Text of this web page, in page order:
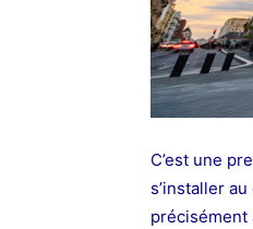
C’est une
s’installer
précisément